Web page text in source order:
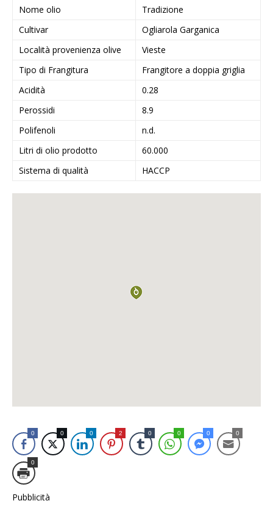
Nome olio
Tradizione
Cultivar
Ogliarola Garganica
Località provenienza olive
Vieste
Tipo di Frangitura
Frangitore a doppia griglia
Acidità
0.28
Perossidi
8.9
Polifenoli
n.d.
Litri di olio prodotto
60.000
Sistema di qualità
HACCP
0 0 0 2 0 0 0 0
0
Pubblicità